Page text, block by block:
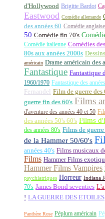
d'Hollywood Brigitte Bardot
Eastwood Comédie allemande
des années 60 Comédie anglaise
50 Comédie fin 70's
Comédie italienne Comédies
80s aux années 2000s
américain Drame américain des
Fantastique Fantastique
1960/1970 Fantastique des
Fernandel Film de guerre des
guerre fin des 60's Films
d'aventure des années 40 et 50
des années 50's 60's Films
des années 80's Films de
de la Hammer 50/60's
années 40's Films musicaux
Films Hammer Films
Hammer Films Vampires
psychiatriques Horreur Indiana
70's James Bond seventies
! LA GUERRE DES ETOILES
Panthère Rose Péplum américain